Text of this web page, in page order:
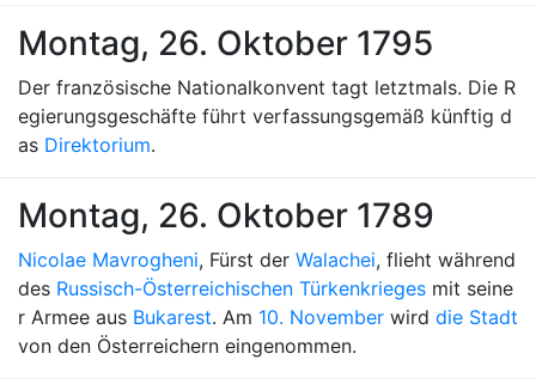
Montag, 26. Oktober 1795
Der französische Nationalkonvent tagt letztmals. Die R
egierungsgeschäfte führt verfassungsgemäß künftig d
as Direktorium.
Montag, 26. Oktober 1789
Nicolae Mavrogheni, Fürst der Walachei, flieht während
des Russisch-Österreichischen Türkenkrieges mit seine
r Armee aus Bukarest. Am 10. November wird die Stadt
von den Österreichern eingenommen.